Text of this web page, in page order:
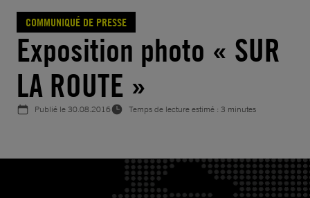
COMMUNIQUÉ DE PRESSE
Exposition photo « SUR
LA ROUTE »
Publié le30.08.2016 Temps de lecture estimé : 3 minutes